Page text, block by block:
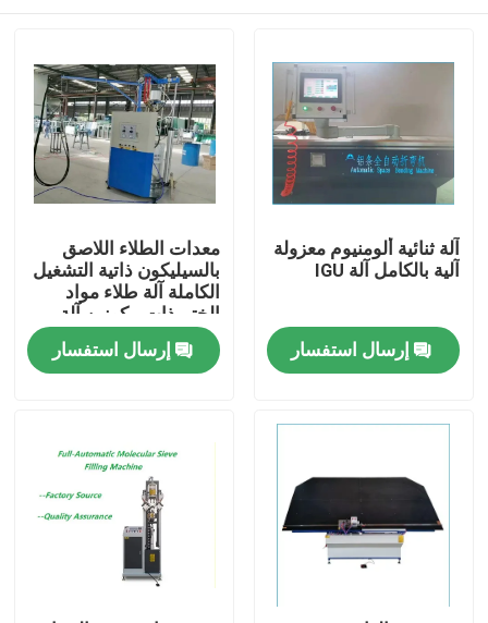
منتجات
آلة ثنائية ألومنيوم معزولة
آلية بالكامل آلة IGU
إرسال استفسار
معدات الطلاء اللاصق
بالسيليكون ذاتية التشغيل
الكاملة آلة طلاء مواد
الختم ذات مكونين آلة
هوائية بالكامل
إرسال استفسار